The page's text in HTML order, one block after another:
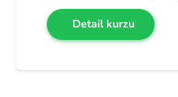
Detail kurzu